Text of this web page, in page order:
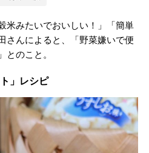
米みたいでおいしい！」「簡単
さんによると、「野菜嫌いで便
とのこと。
」レシピ